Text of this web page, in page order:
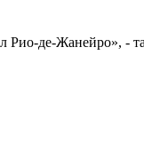
Рио-де-Жанейро», -